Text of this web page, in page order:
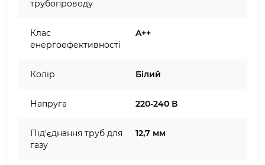
трубопроводу
Клас
енергоефективності
A++
Колір Білий
Напруга 220-240 В
Під'єднання труб для
газу
12,7 мм